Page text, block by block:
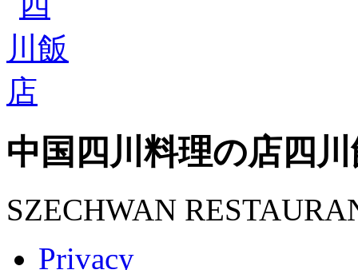
中国四川料理の店 四
SZECHWAN
Privacy